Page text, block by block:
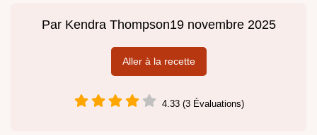
Par Kendra Thompson19 novembre 2025
Aller à la recette
4.33 (3 Évaluations)